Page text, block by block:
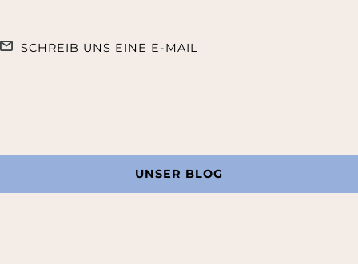
SCHREIB UNS EINE E-MAIL
UNSER BLOG